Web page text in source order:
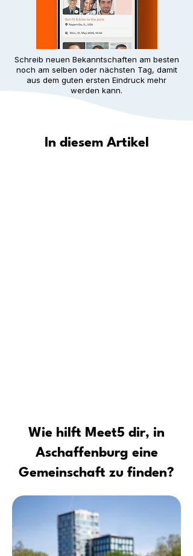
Schreib neuen Bekanntschaften am besten
noch am selben oder nächsten Tag, damit
aus dem guten ersten Eindruck mehr
werden kann.
In diesem Artikel
Wie hilft Meet5 dir, in
Aschaffenburg eine
Gemeinschaft zu finden?